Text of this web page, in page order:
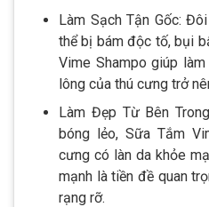
Làm Sạch Tận Gốc:
thể bị bám độc tố, bụi
Vime Shampo giúp
lông của thú cưng trở
Làm Đẹp Từ Bên
bóng lẻo, Sữa Tắm
cưng có làn da khỏe
mạnh là tiền đề quan
rạng rỡ.